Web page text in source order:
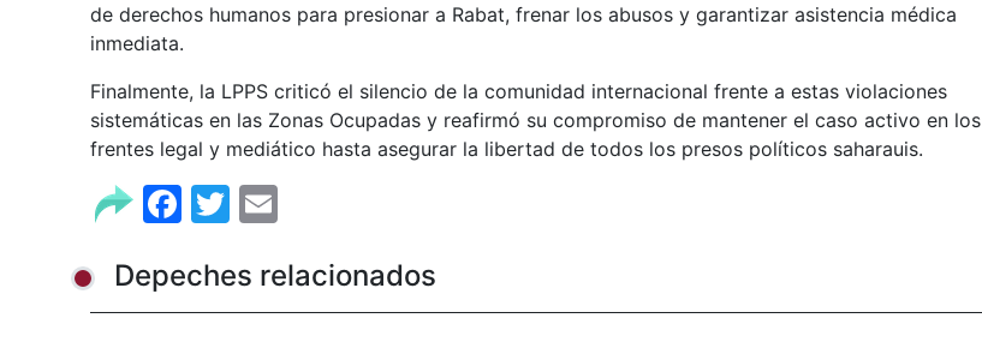
de derechos humanos para presionar a Rabat, frenar los abusos y garantizar asistencia médica
inmediata.
Finalmente, la LPPS criticó el silencio de la comunidad internacional frente a estas violaciones
sistemáticas en las Zonas Ocupadas y reafirmó su compromiso de mantener el caso activo en los
frentes legal y mediático hasta asegurar la libertad de todos los presos políticos saharauis.
Facebook
Twitter
Depeches relacionados